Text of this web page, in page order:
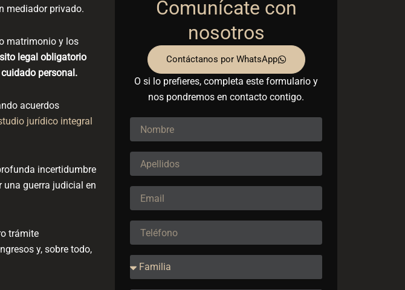
mediador privado.
matrimonio y los
legal obligatorio
personal.
acuerdos
jurídico integral
incertidumbre
guerra judicial en
trámite
y, sobre todo,
Comunícate con
nosotros
Contáctanos por WhatsApp
O si lo prefieres, completa este formulario y
nos pondremos en contacto contigo.